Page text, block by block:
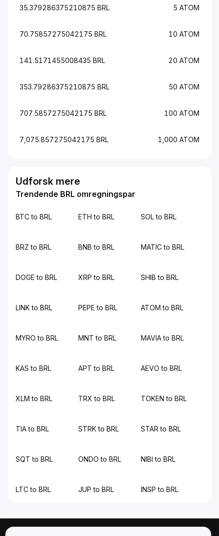
35.379286375210875 BRL 5 ATOM
70.75857275042175 BRL 10 ATOM
141.5171455008435 BRL 20 ATOM
353.79286375210875 BRL 50 ATOM
707.5857275042175 BRL 100 ATOM
7,075.857275042175 BRL 1,000 ATOM
Udforsk mere
Trendende BRL omregningspar
BTC to BRL ETH to BRL SOL to BRL
BRZ to BRL BNB to BRL MATIC to BRL
DOGE to BRL XRP to BRL SHIB to BRL
LINK to BRL PEPE to BRL ATOM to BRL
MYRO to BRL MNT to BRL MAVIA to BRL
KAS to BRL APT to BRL AEVO to BRL
XLM to BRL TRX to BRL TOKEN to BRL
TIA to BRL STRK to BRL STAR to BRL
SQT to BRL ONDO to BRL NIBI to BRL
LTC to BRL JUP to BRL INSP to BRL